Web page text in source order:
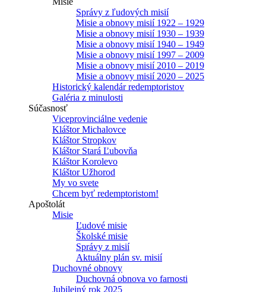
Správy z ľudových misií
Misie a obnovy misií 1922 – 1929
Misie a obnovy misií 1930 – 1939
Misie a obnovy misií 1940 – 1949
Misie a obnovy misií 1997 – 2009
Misie a obnovy misií 2010 – 2019
Misie a obnovy misií 2020 – 2025
Historický kalendár redemptoristov
Galéria z minulosti
Súčasnosť
Viceprovinciálne vedenie
Kláštor Michalovce
Kláštor Stropkov
Kláštor Stará Ľubovňa
Kláštor Korolevo
Kláštor Užhorod
My vo svete
Chcem byť redemptoristom!
Apoštolát
Misie
Ľudové misie
Školské misie
Správy z misií
Aktuálny plán sv. misií
Duchovné obnovy
Duchovná obnova vo farnosti
Jubilejný rok 2025